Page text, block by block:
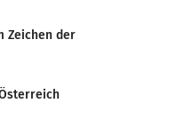
Zeichen der